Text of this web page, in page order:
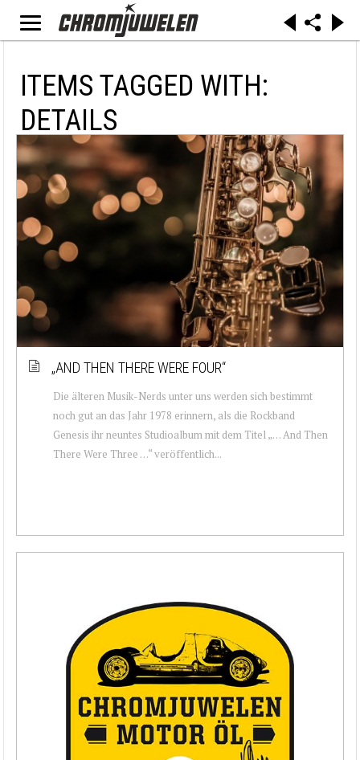
ITEMS TAGGED WITH:
DETAILS
„AND THEN THERE WERE FOUR“
Die älteren Musik-Nerds unter uns werden sich bestimmt
noch gut an das Jahr 1978 erinnern, als die Rockband
Genesis ihr neuntes Studioalbum mit dem Titel „… And Then
There Were Three …“ veröffentlich...